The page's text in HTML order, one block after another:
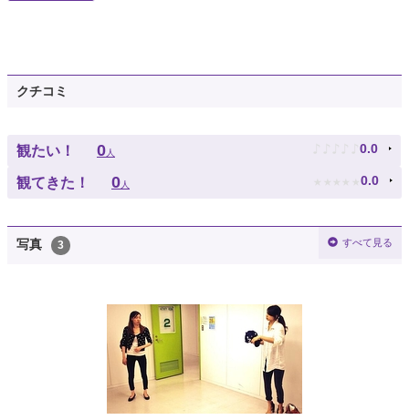
クチコミ
観たい！ 0人 ♪ ♪ ♪ ♪ ♪ 0.0
観てきた！ 0人 ★ ★ ★ ★ ★ 0.0
写真 3 すべて見る